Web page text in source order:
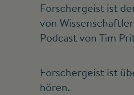
Forschergeist ist
von
Podcast von Tim
Forschergeist ist
hören.